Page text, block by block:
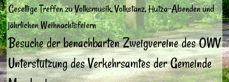
Gesellige Treffen zu Volksmusik, Volkstanz, Hutza-Abenden und
jährlichen Weihnachtsfeiern
Besuche der benachbarten Zweigvereine des OWV
Unterstützung des Verkehrsamtes der Gemeinde